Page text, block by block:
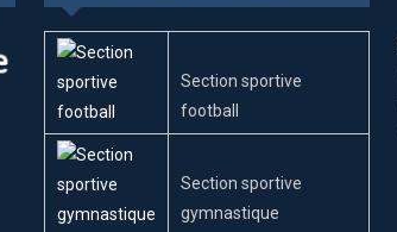
À
Vittel
Section sportive
football
Section sportive
gymnastique